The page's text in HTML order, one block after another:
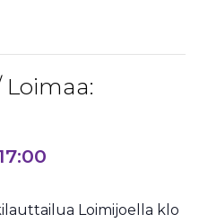
Loimijoella klo